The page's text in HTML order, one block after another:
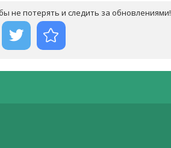
не потерять и следить за обновлениями!